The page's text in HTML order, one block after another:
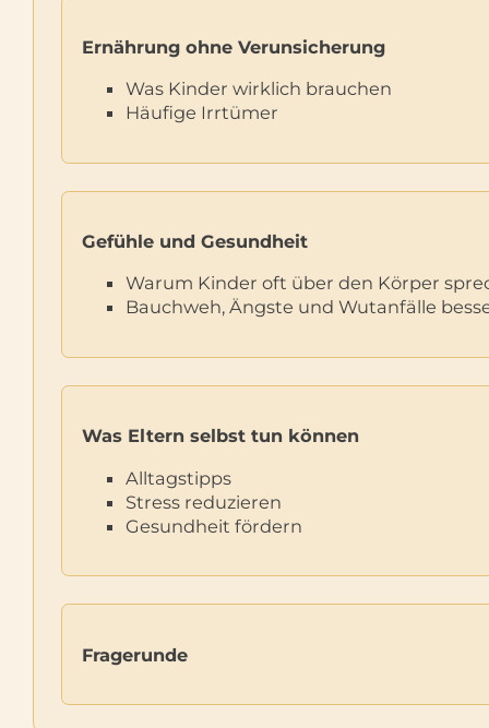
Ernährung ohne Verunsicherung
Was Kinder wirklich brauchen
Häufige Irrtümer
Gefühle und Gesundheit
Warum Kinder oft über den Körper
Bauchweh, Ängste und Wutanfälle
Was Eltern selbst tun können
Alltagstipps
Stress reduzieren
Gesundheit fördern
Fragerunde